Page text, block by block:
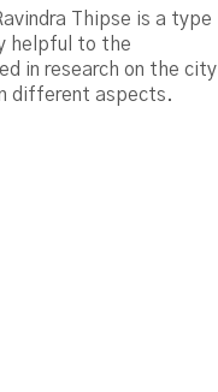
Thipse is a type
helpful to the
in research on the city
different aspects.